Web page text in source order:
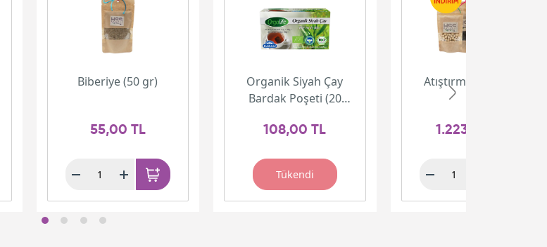
Biberiye (50 gr)
55,00 TL
Organik Siyah Çay
Bardak Poşeti (20
108,00 TL
Tükendi
Atıştırmalık Paketi
1.223,00 TL